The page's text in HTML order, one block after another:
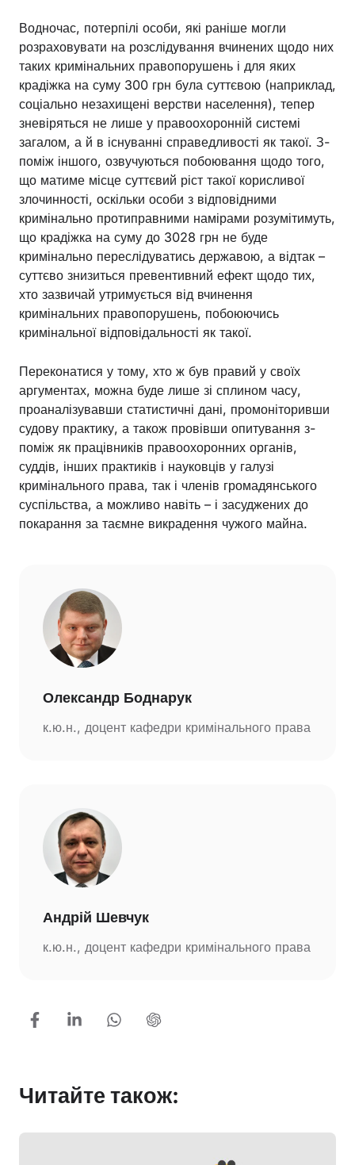
Водночас, потерпілі особи, які раніше могли
розраховувати на розслідування вчинених щодо них
таких кримінальних правопорушень і для яких
крадіжка на суму 300 грн була суттєвою (наприклад,
соціально незахищені верстви населення), тепер
зневіряться не лише у правоохоронній системі
загалом, а й в існуванні справедливості як такої. З-
поміж іншого, озвучуються побоювання щодо того,
що матиме місце суттєвий ріст такої корисливої
злочинності, оскільки особи з відповідними
кримінально протиправними намірами розумітимуть,
що крадіжка на суму до 3028 грн не буде
кримінально переслідуватись державою, а відтак –
суттєво знизиться превентивний ефект щодо тих,
хто зазвичай утримується від вчинення
кримінальних правопорушень, побоюючись
кримінальної відповідальності як такої.
Переконатися у тому, хто ж був правий у своїх
аргументах, можна буде лише зі сплином часу,
проаналізувавши статистичні дані, промоніторивши
судову практику, а також провівши опитування з-
поміж як працівників правоохоронних органів,
суддів, інших практиків і науковців у галузі
кримінального права, так і членів громадянського
суспільства, а можливо навіть – і засуджених до
покарання за таємне викрадення чужого майна.
Олександр Боднарук
к.ю.н., доцент кафедри кримінального права
Андрій Шевчук
к.ю.н., доцент кафедри кримінального права
Читайте також: